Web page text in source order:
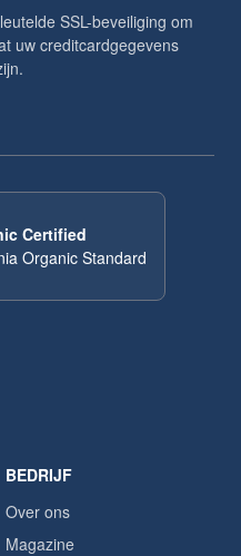
SSL-beveiliging om
uw creditcardgegevens
Certified
Organic Standard
BEDRIJF
Over ons
Magazine